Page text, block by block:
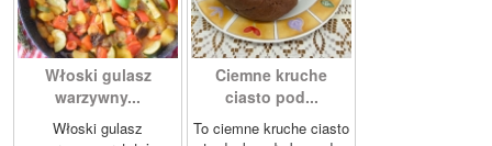
Włoski gulasz
warzywny...
Włoski gulasz
Ciemne kruche
ciasto pod...
To ciemne kruche ciasto